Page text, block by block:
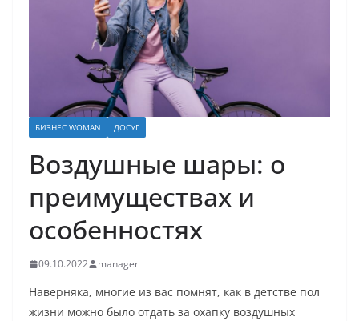
БИЗНЕС WOMAN ДОСУГ
Воздушные шары: о
преимуществах и
особенностях
09.10.2022 manager
Наверняка, многие из вас помнят, как в детстве пол
жизни можно было отдать за охапку воздушных